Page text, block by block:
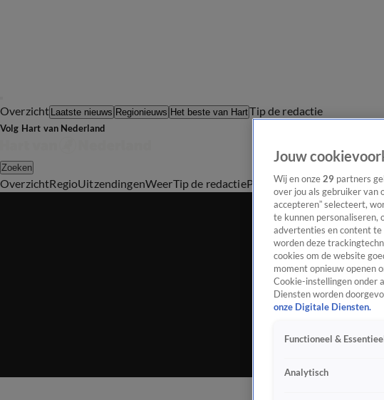
Overzicht Laatste nieuws Regionieuws Het beste van HartTip de redactie
Volg Hart van Nederland
Zoeken
OverzichtRegioUitzendingenWeerTip de redactiePanelVideo's
Jouw
Wij en onze 29 partners
over jou als gebruiker van
accepteren” selecteert,
te kunnen personaliseren,
advertenties en content te
worden deze
cookies om de website
moment opnieuw openen
Cookie-instellingen onder
Diensten worden
onze Digitale Diensten.
Functioneel & Essentieel
Analytisch